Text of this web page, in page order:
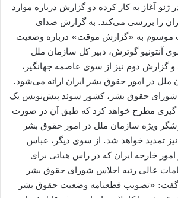
ماه در ژنو آغاز به کار کرده دو گزارش درباره موارد
را بررسى مى‌کند. به گزارش صدای
موسوم به «گزارش موقت» درباره وضعیت
آنتونیو گوترش، دبیر کل سازمان ملل
و گزارش دوم نیز از سوی عاصمه جهانگیر،
ملل در امور حقوق بشر ایران ارائه می‌شود.
شوراى حقوق بشر، کشور سوئد پیش‌نویس یک
گيرى مطرح خواهد کرد که طبق آن در صورت
ویژه سازمان ملل در امور حقوق بشر
نیز تمدید خواهد شد. از سوى ديگر، عباس
خارجه ايران که در راس هیاتی برای
عالی رتبه اجلاس شورای حقوق بشر
«تصویب قطعنامه وضعیت حقوق بشر